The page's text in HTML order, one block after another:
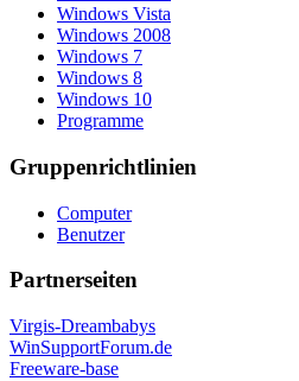
Windows Vista
Windows 2008
Windows 7
Windows 8
Windows 10
Programme
Gruppenrichtlinien
Computer
Benutzer
Partnerseiten
Virgis-Dreambabys
WinSupportForum.de
Freeware-base